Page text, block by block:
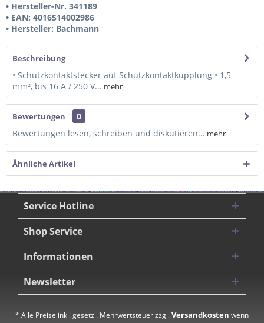
• Hersteller-Nr. 341189
• EAN: 4016514002986
• Hersteller: Bachmann
Beschreibung
• Schutzkontaktstecker auf Schutzkontaktkupplung • 1,5
mm², bis 16 A / 250 V... mehr
Bewertungen
0
Bewertungen lesen, schreiben und diskutieren... mehr
Ähnliche Artikel
Service Hotline
Shop Service
Informationen
Newsletter
* Alle Preise inkl. gesetzl. Mehrwertsteuer zzgl.Versandkosten wenn